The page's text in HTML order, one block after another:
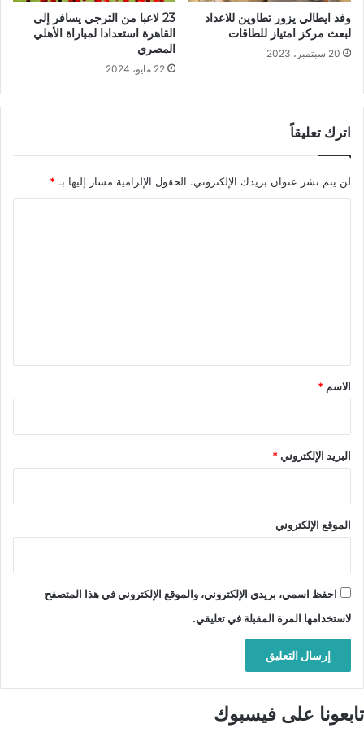
وفد ايطالي يزور تطاوين للاعداد
لبعث مركز امتياز للطاقات
20 سبتمبر، 2023
23 لاعبا من الترجي يسافر إلى
القاهرة استعدادا لمباراة الأهلي
المصري
22 مايو، 2024
اترك تعليقاً
لن يتم نشر عنوان بريدك الإلكتروني. الحقول الإلزامية مشار إليها بـ*
*
الاسم *
البريد الإلكتروني*
الموقع الإلكتروني
احفظ اسمي، بريدي الإلكتروني، والموقع الإلكتروني في هذا المتصفح
لاستخدامها المرة المقبلة في تعليقي.
تابعونا على فيسبوك